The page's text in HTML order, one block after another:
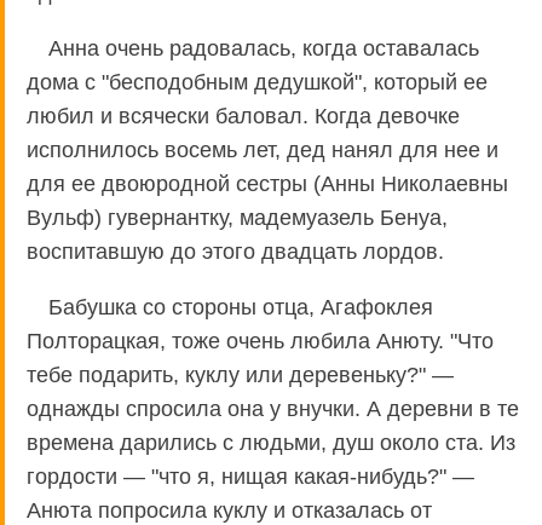
Анна очень радовалась, когда оставалась
дома с "бесподобным дедушкой", который ее
любил и всячески баловал. Когда девочке
исполнилось восемь лет, дед нанял для нее и
для ее двоюродной сестры (Анны Николаевны
Вульф) гувернантку, мадемуазель Бенуа,
воспитавшую до этого двадцать лордов.
Бабушка со стороны отца, Агафоклея
Полторацкая, тоже очень любила Анюту. "Что
тебе подарить, куклу или деревеньку?" —
однажды спросила она у внучки. А деревни в те
времена дарились с людьми, душ около ста. Из
гордости — "что я, нищая какая-нибудь?" —
Анюта попросила куклу и отказалась от